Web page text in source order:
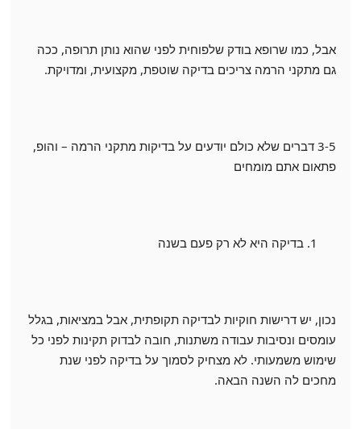
אבל, כמו שרופא בודק שלפוחית לפני שהוא נותן תרופה, ככה
גם מתקני הרמה צריכים בדיקה שוטפת, מקצועית, ומדויקת.
3-5 דברים שלא כולם יודעים על בדיקות מתקני הרמה – והופ,
פתאום אתם מומחים
בדיקה היא לא רק פעם בשנה
נכון, יש דרישות חוקיות לבדיקה תקופתית, אבל במציאות, בגלל
עומסים ונסיבות עבודה משתנות, חובה לבדוק תקינות לפני כל
שימוש משמעותי. לא מצחיק לסמוך על בדיקה לפני שנת
מחכים לה השנה הבאה.